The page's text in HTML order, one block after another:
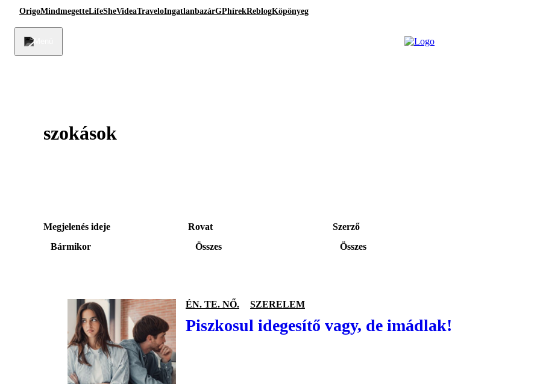
OrigoMindmegetteLifeSheVideaTraveloIngatlanbazárGPhírekReblogKöpönyeg
szokások
Megjelenés ideje
Bármikor
Rovat
Összes
Szerző
Összes
ÉN. TE. NŐ. SZERELEM
Piszkosul idegesítő vagy, de imádlak!